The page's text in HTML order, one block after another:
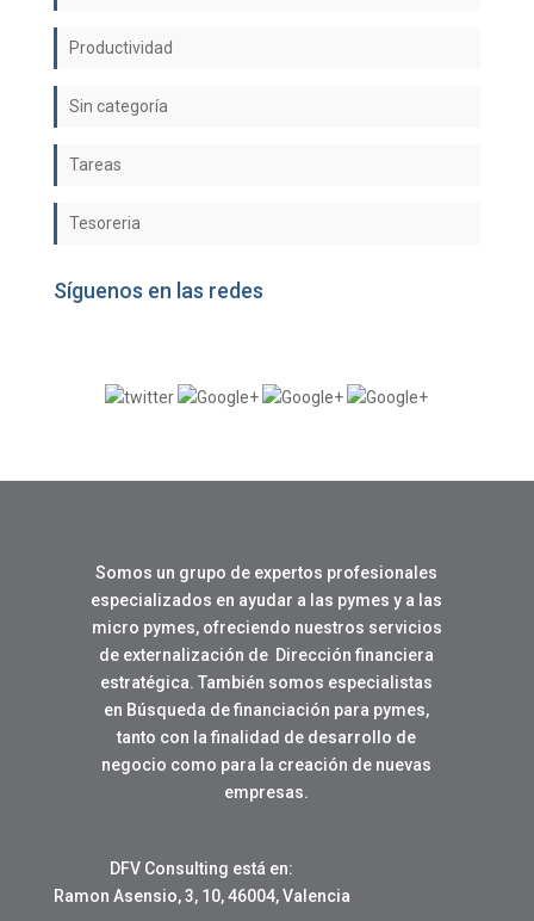
Productividad
Sin categoría
Tareas
Tesoreria
Síguenos en las redes
Somos un grupo de expertos profesionales
especializados en ayudar a las pymes y a las
micro pymes, ofreciendo nuestros servicios
de externalización de Dirección financiera
estratégica. También somos especialistas
en Búsqueda de financiación para pymes,
tanto con la finalidad de desarrollo de
negocio como para la creación de nuevas
empresas.
DFV Consulting está en:
Ramon Asensio, 3, 10, 46004, Valencia